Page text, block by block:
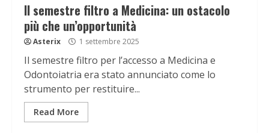
Il semestre filtro a Medicina: un ostacolo
più che un’opportunità
Asterix 1 settembre 2025
Il semestre filtro per l’accesso a Medicina e
Odontoiatria era stato annunciato come lo
strumento per restituire...
Read More